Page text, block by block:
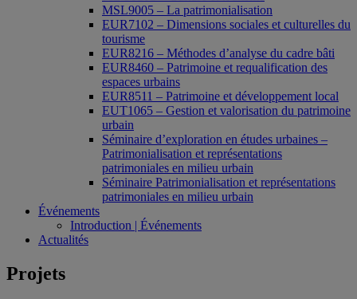
MSL9005 – La patrimonialisation
EUR7102 – Dimensions sociales et culturelles du
tourisme
EUR8216 – Méthodes d’analyse du cadre bâti
EUR8460 – Patrimoine et requalification des
espaces urbains
EUR8511 – Patrimoine et développement local
EUT1065 – Gestion et valorisation du patrimoine
urbain
Séminaire d’exploration en études urbaines –
Patrimonialisation et représentations
patrimoniales en milieu urbain
Séminaire Patrimonialisation et représentations
patrimoniales en milieu urbain
Événements
Introduction | Événements
Actualités
Projets